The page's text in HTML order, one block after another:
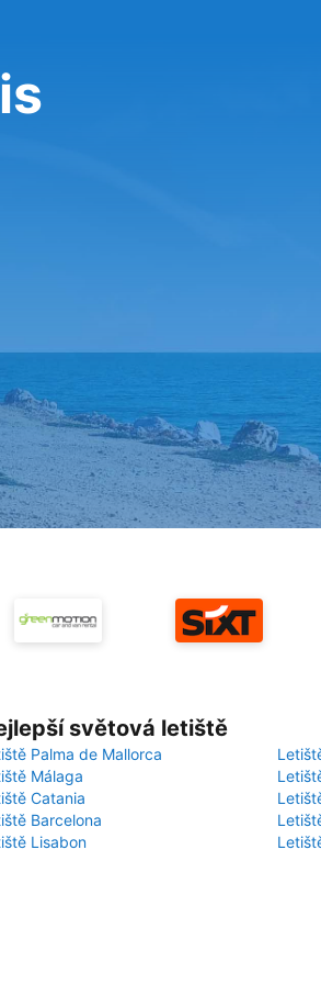
světová letiště
Palma de Mallorca
Málaga
Catania
Barcelona
Lisabon